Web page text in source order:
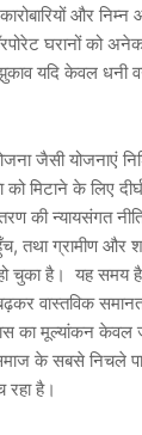
और निम्न
घरानों को
यदि केवल धनी
जैसी योजनाएं
मिटाने के लिए
न्यायसंगत
ग्रामीण और
हो चुका है। यह समय
वास्तविक
का मूल्यांकन केवल
के सबसे निचले
है।